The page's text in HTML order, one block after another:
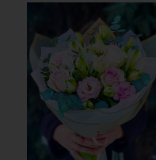
белый,
разноцветный,
розовый
Описание
альстромерия,
гвоздика
(диантус),